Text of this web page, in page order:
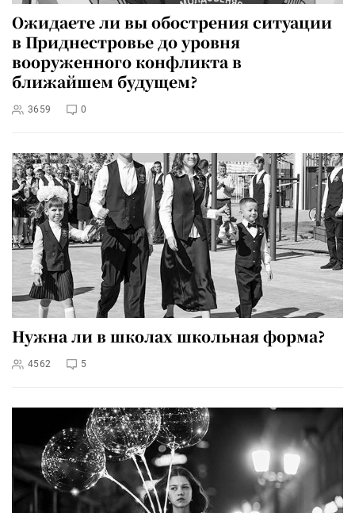
Ожидаете ли вы обострения ситуации
в Приднестровье до уровня
вооруженного конфликта в
ближайшем будущем?
3659 0
Нужна ли в школах школьная форма?
4562 5